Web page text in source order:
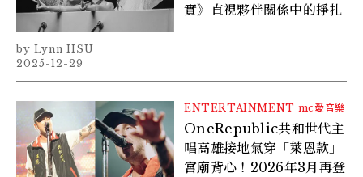
實》直視夥伴關係中的掙扎
Lynn HSU
2025-12-29
ENTERTAINMENT mc愛音樂
OneRepublic共和世代主
唱高雄接地氣穿「萊恩款」
宮廟背⼼！2026年3月再登